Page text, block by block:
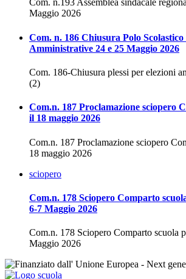
Com. n.193 Assemblea sindacale
Maggio 2026
Com. n. 186 Chiusura Polo
Amministrative 24 e 25 Maggio 2026
Com. 186-Chiusura plessi per elezioni
(2)
Com.n. 187 Proclamazione sciopero
il 18 maggio 2026
Com.n. 187 Proclamazione sciopero
18 maggio 2026
sciopero
Com.n. 178 Sciopero Comparto
6-7 Maggio 2026
Com.n. 178 Sciopero Comparto scuola
Maggio 2026